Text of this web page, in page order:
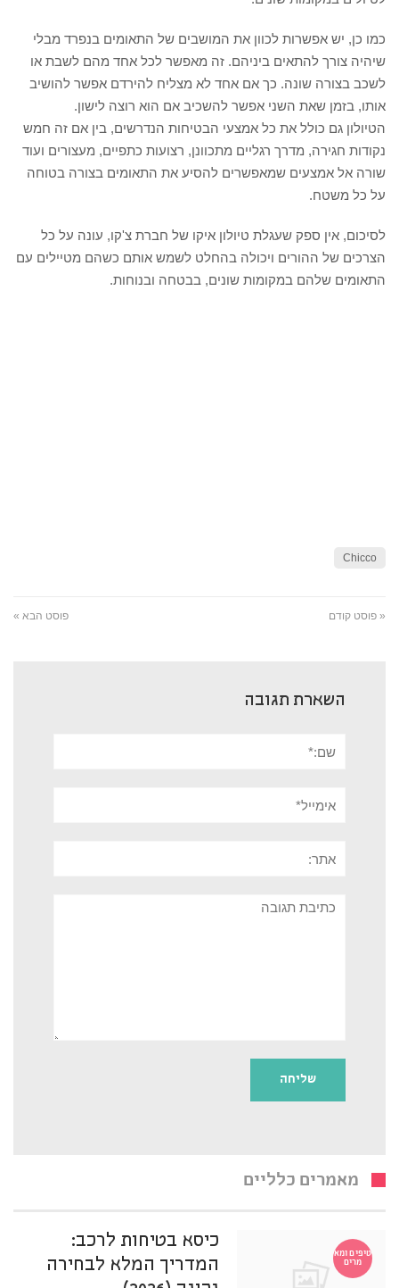
כמו כן, יש אפשרות לכוון את המושבים של התאומים בנפרד מבלי
שיהיה צורך להתאים ביניהם. זה מאפשר לכל אחד מהם לשבת או
לשכב בצורה שונה. כך אם אחד לא מצליח להירדם אפשר להושיב
אותו, בזמן שאת השני אפשר להשכיב אם הוא רוצה לישון.
הטיולון גם כולל את כל אמצעי הבטיחות הנדרשים, בין אם זה חמש
נקודות חגירה, מדרך רגליים מתכוונן, רצועות כתפיים, מעצורים ועוד
שורה אל אמצעים שמאפשרים להסיע את התאומים בצורה בטוחה
על כל משטח.
לסיכום, אין ספק שעגלת טיולון איקו של חברת צ'קו, עונה על כל
הצרכים של ההורים ויכולה בהחלט לשמש אותם כשהם מטיילים עם
התאומים שלהם במקומות שונים, בבטחה ובנוחות.
Chicco
« פוסט קודם פוסט הבא »
השארת תגובה
מאמרים כלליים
טיפים ומא
מרים
כיסא בטיחות לרכב:
המדריך המלא לבחירה